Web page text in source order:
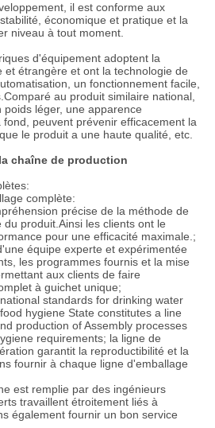
il est conforme aux
économique et pratique et la
niveau à tout moment.
d'équipement adoptent la
et étrangère et ont la technologie de
un fonctionnement facile,
au produit similaire national,
léger, une apparence
peuvent prévenir efficacement la
le produit a une haute qualité, etc.
chaîne de production
complète:
précise de la méthode de
produit.Ainsi les clients ont le
pour une efficacité maximale.;
équipe experte et expérimentée
les programmes fournis et la mise
aux clients de faire
à guichet unique;
standards for drinking water
hygiene State constitutes a line
production of Assembly processes
requirements; la ligne de
garantit la reproductibilité et la
fournir à chaque ligne d'emballage
est remplie par des ingénieurs
travaillent étroitement liés à
également fournir un bon service